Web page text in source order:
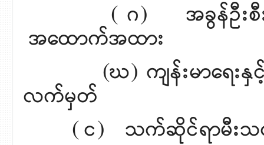
( ဂ) အခွန်ဦးစီးဌာန
အထောက်အထား
(ဃ) ကျန်းမာရေးနှင့်အ
လက်မှတ်
( င) သက်ဆိုင်ရာမီးသတ်ဌ